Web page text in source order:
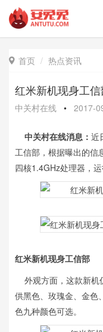
 首页 热点资讯
红米新机现身工
中关村在线 • 2017-
中关村在线消息： 近
工信部，根据曝出的信
四核1.4GHz处理器，
红米新机现身工信部
外观方面，这款新机
供黑色、玫瑰金、金色
色九种颜色可选。